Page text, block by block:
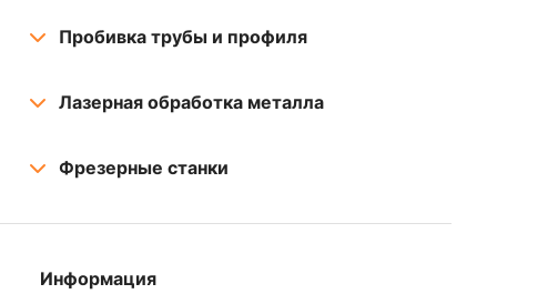
Пробивка трубы и профиля
Лазерная обработка металла
Фрезерные станки
Информация